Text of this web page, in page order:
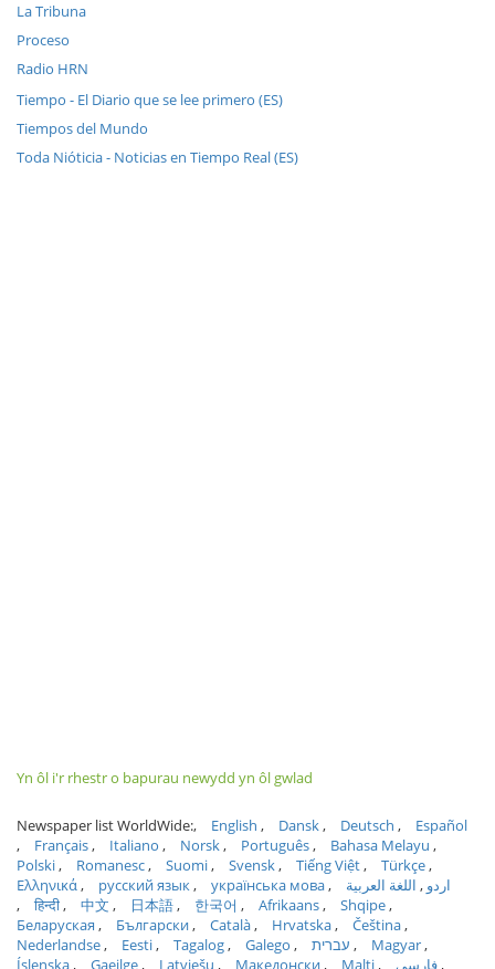
La Tribuna
Proceso
Radio HRN
Tiempo - El Diario que se lee primero (ES)
Tiempos del Mundo
Toda Nióticia - Noticias en Tiempo Real (ES)
Yn ôl i'r rhestr o bapurau newydd yn ôl gwlad
Newspaper list WorldWide: English Dansk Deutsch
Español
Français
Italiano Norsk Português
Bahasa Melayu
Polski
Romanesc Suomi Svensk Tiếng Việt
Türkçe
Ελληνικά
русский язык українська мова اردو
اللغة العربية
हिन्दी
中文 日本語 한국어 Afrikaans
Shqipe
Беларуская
Български Català Hrvatska
Čeština
Nederlandse
Eesti Tagalog Galego עברית
Magyar
Íslenska
Gaeilge Latviešu Македонски Malti فارسی